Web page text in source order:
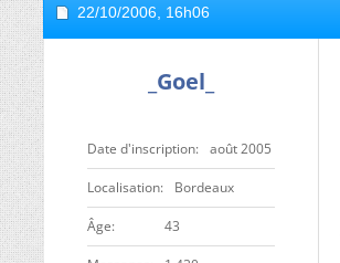
22/10/2006, 16h06
_Goel_
Date d'inscription août 2005
Localisation Bordeaux
ge 43